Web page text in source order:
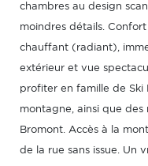
chambres au design
moindres détails.
chauffant (radiant),
extérieur et vue
profiter en famille de Ski
montagne, ainsi que
Bromont. Accès à la
de la rue sans issue. Un